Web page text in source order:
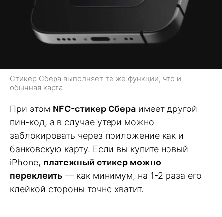
Стикер Сбера выполняет те же функции, что и
обычная карта
При этом NFC-стикер Сбера имеет другой
пин-код, а в случае утери можно
заблокировать через приложение как и
банковскую карту. Если вы купите новый
iPhone, платежный стикер можно
переклеить — как минимум, на 1-2 раза его
клейкой стороны точно хватит.